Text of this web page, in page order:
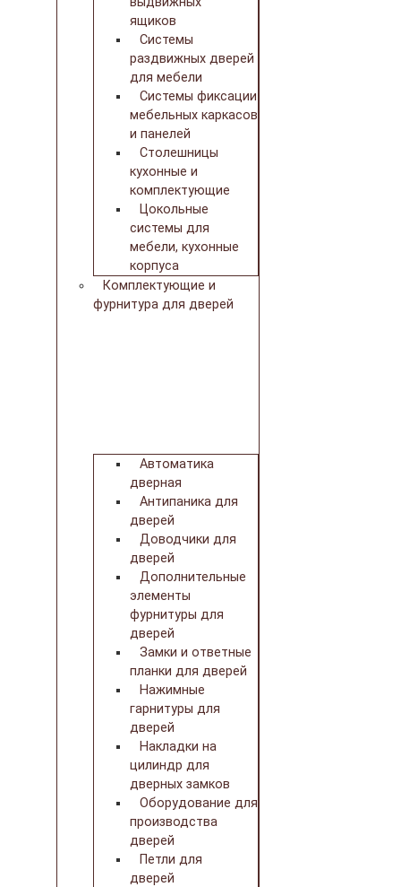
ящиков
Системы
раздвижных дверей
для мебели
Системы фиксации
мебельных каркасов
и панелей
Столешницы
кухонные и
комплектующие
Цокольные
системы для
мебели, кухонные
корпуса
Комплектующие и
фурнитура для дверей
Автоматика
дверная
Антипаника для
дверей
Доводчики для
дверей
Дополнительные
элементы
фурнитуры для
дверей
Замки и ответные
планки для дверей
Нажимные
гарнитуры для
дверей
Накладки на
цилиндр для
дверных замков
Оборудование для
производства
дверей
Петли для
дверей